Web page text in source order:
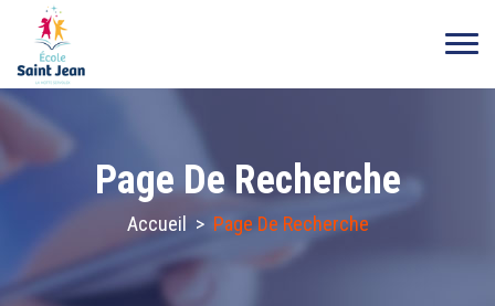
Page De Recherche
Accueil > Page De Recherche